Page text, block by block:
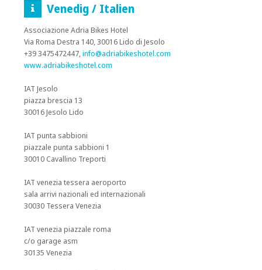
Venedig / Italien
Associazione Adria Bikes Hotel
Via Roma Destra 140, 30016 Lido di Jesolo
+39 3475472447,info@adriabikeshotel.com
www.adriabikeshotel.com
IAT Jesolo
piazza brescia 13
30016 Jesolo Lido
IAT punta sabbioni
piazzale punta sabbioni 1
30010 Cavallino Treporti
IAT venezia tessera aeroporto
sala arrivi nazionali ed internazionali
30030 Tessera Venezia
IAT venezia piazzale roma
c/o garage asm
30135 Venezia